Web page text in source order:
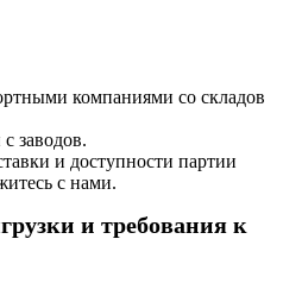
компаниями со складов
заводов.
и доступности партии
с нами.
и требования к